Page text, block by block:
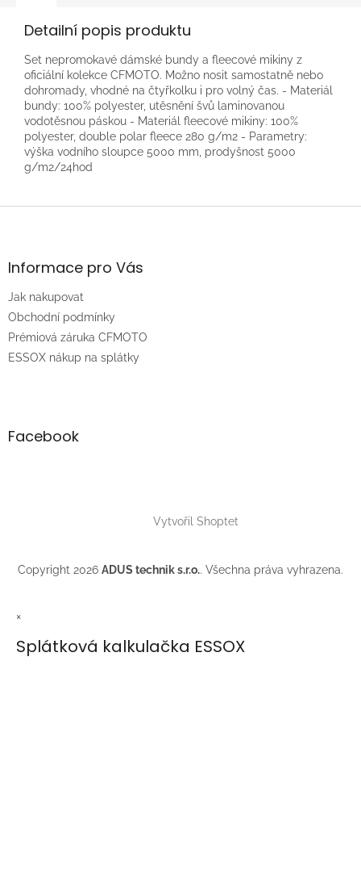
Detailní popis produktu
Set nepromokavé dámské bundy a fleecové mikiny z
oficiální kolekce CFMOTO. Možno nosit samostatně nebo
dohromady, vhodné na čtyřkolku i pro volný čas. - Materiál
bundy: 100% polyester, utěsnění švů laminovanou
vodotěsnou páskou - Materiál fleecové mikiny: 100%
polyester, double polar fleece 280 g/m2 - Parametry:
výška vodního sloupce 5000 mm, prodyšnost 5000
g/m2/24hod
Z
aInformace pro Vás
Jak nakupovat
Obchodní podmínky
Prémiová záruka CFMOTO
ESSOX nákup na splátky
Facebook
Vytvořil Shoptet
Copyright 2026 ADUS technik s.r.o.. Všechna práva vyhrazena.
×
Splátková kalkulačka ESSOX